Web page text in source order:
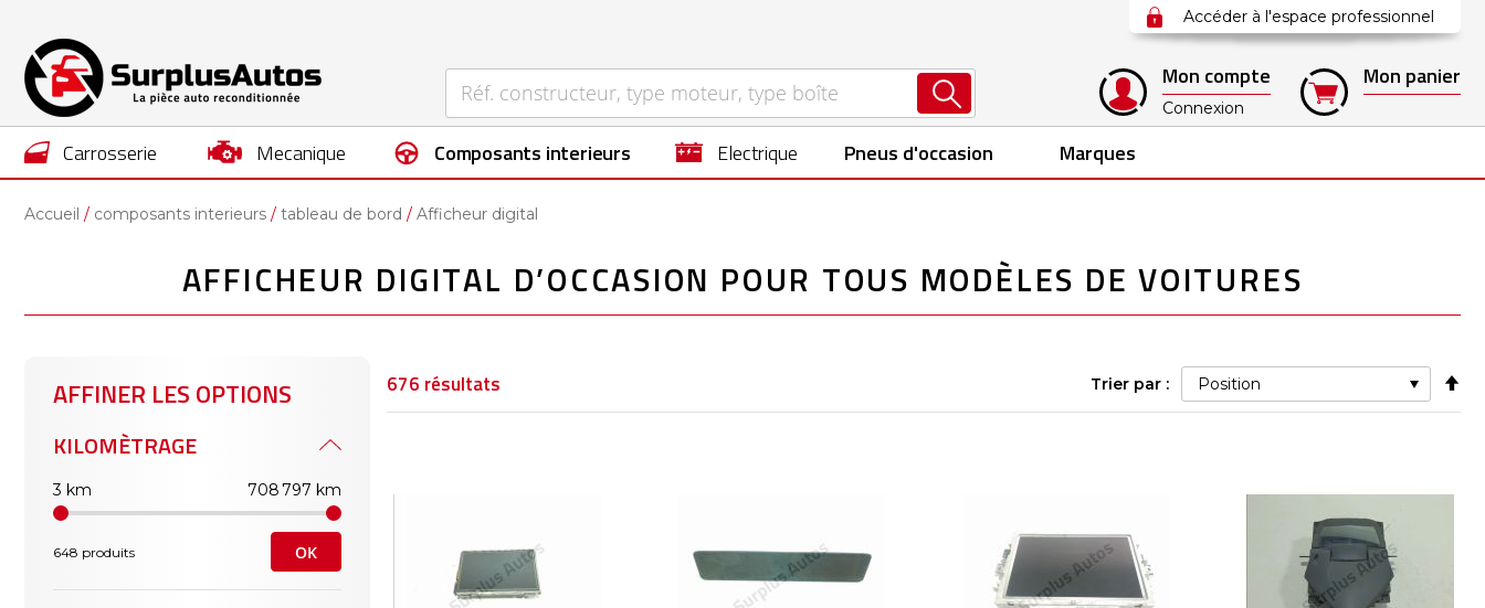
Accéder à l'espace professionnel
Mon compte
Connexion
Mon panier
carrosserie mecanique composants interieurs electrique Pneus d'occasion Marques
Accueil composants interieurs tableau de bord Afficheur digital
AFFICHEUR DIGITAL D’OCCASION POUR TOUS MODÈLES DE VOITURES
676 résultats Trier par :
AFFINER LES OPTIONS
KILOMÈTRAGE
3 km 708 797 km
648 produits OK